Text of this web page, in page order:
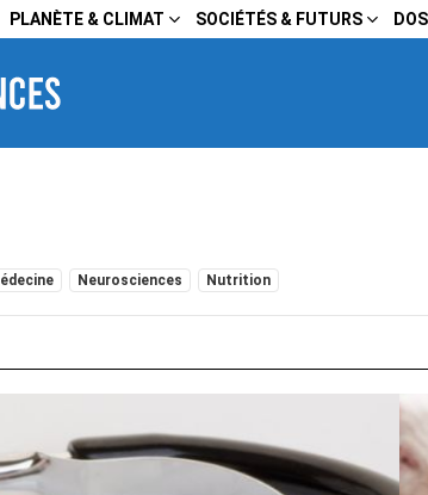
PLANÈTE & CLIMAT SOCIÉTÉS & FUTURS
Neurosciences Nutrition